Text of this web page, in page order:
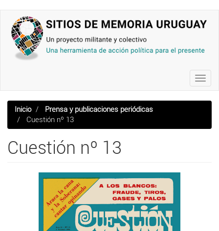
contenido
principal
Inicio
Prensa y publicaciones periódicas
Cuestión nº 13
Cuestión nº 13